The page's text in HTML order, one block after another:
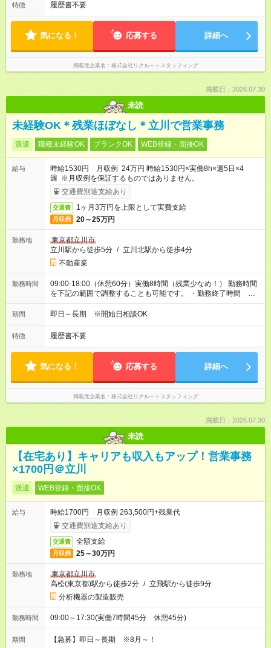
特徴 履歴書不要
気になる！ 応募する 詳細へ
掲載元企業名 株式会社リクルートスタッフィング
掲載日：2026.07.30
未読
未経験OK＊残業ほぼなし＊立川で営業事務
派遣 職種未経験OK ブランクOK WEB登録・面接OK
給与
時給1530円 月収例 24万円 時給1530円×実働8h×週5日×4
週 ※月収例を保証するものではありません。
交通費別途支給あり
交通費 1ヶ月3万円を上限として実費支給
月収例 20～25万円
勤務地
東京都立川市
立川駅から徒歩5分 / 立川北駅から徒歩4分
不動産業
勤務時間
09:00-18:00（休憩60分）実働8時間（残業少なめ！） 勤務時間
を下記の範囲で調整することも可能です。 ・勤務終了時間
17:00～18:00 ・実働 07:00～08:00
期間 即日～長期 ※開始日相談OK
特徴 履歴書不要
気になる！ 応募する 詳細へ
掲載元企業名 株式会社リクルートスタッフィング
掲載日：2026.07.30
未読
【在宅あり】キャリアも収入もアップ！営業事務
×1700円＠立川
派遣 WEB登録・面接OK
給与
時給1700円 月収例 263,500円+残業代
交通費別途支給あり
交通費 全額支給
月収例 25～30万円
勤務地
東京都立川市
高松(東京都)駅から徒歩2分 / 立飛駅から徒歩9分
分析機器の製造販売
勤務時間 09:00～17:30(実働7時間45分 休憩45分)
期間 【急募】即日～長期 ※8月～！